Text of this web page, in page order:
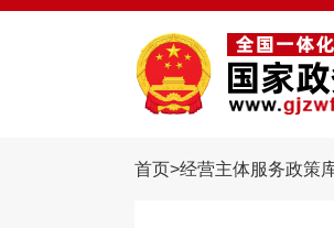
首页>经营主体服务政策